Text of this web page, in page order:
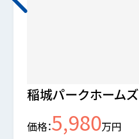
稲城パークホームズ
価格 5,980万円